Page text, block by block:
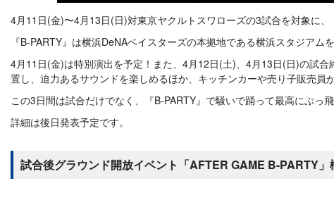
4月11日(金)〜4月13日(日)対東京ヤクルトスワローズの3試合を対象に、
『B-PARTY』は横浜DeNAベイスターズの本拠地である横浜スタジア
4月11日(金)は特別演出を予定！また、4月12日(土)、4月13日(日)の試
置し、迫力あるサウンドを楽しめるほか、キッチンカーや売り子販売員
この3日間は試合だけでなく、『B-PARTY』で騒いで踊って最高にぶっ
詳細は後日発表予定です。
試合後グラウンド開放イベント「AFTER GAME B-PARTY」